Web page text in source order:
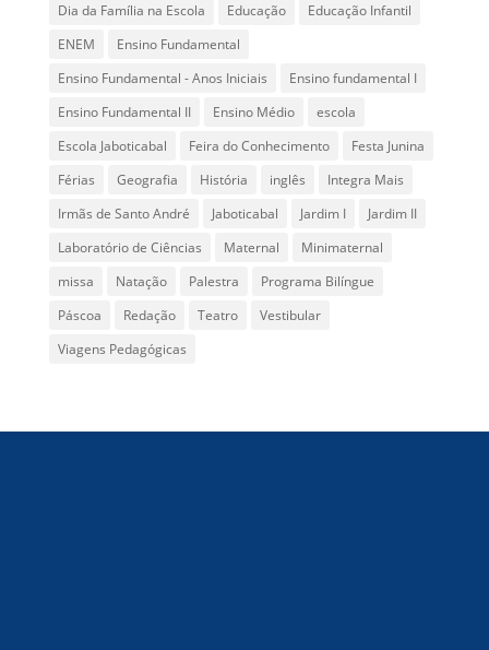
Dia da Família na Escola
Educação
Educação Infantil
ENEM
Ensino Fundamental
Ensino Fundamental - Anos Iniciais
Ensino fundamental I
Ensino Fundamental II
Ensino Médio
escola
Escola Jaboticabal
Feira do Conhecimento
Festa Junina
Férias
Geografia História inglês
Integra Mais
Irmãs de Santo André
Jaboticabal Jardim I
Jardim II
Laboratório de Ciências
Maternal
Minimaternal
missa
Natação Palestra
Programa Bilíngue
Páscoa
Redação Teatro
Vestibular
Viagens Pedagógicas